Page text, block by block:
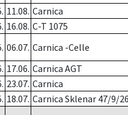
11.08. Carnica
16.08. C-T 1075
06.07. Carnica -Celle
17.06. Carnica AGT
23.07. Carnica
18.07. Carnica Sklenar 47/9/26